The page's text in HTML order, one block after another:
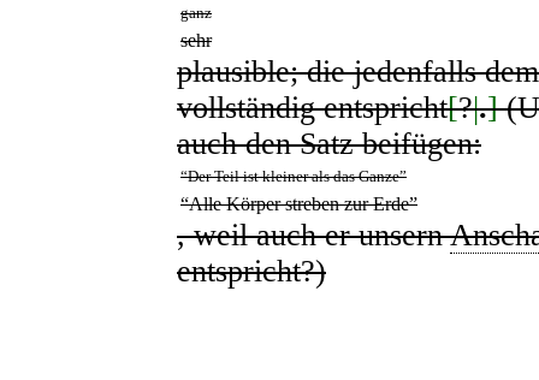
ganz
sehr
plausible; die jedenfalls
vollständig entspricht[?|.]
auch den Satz beifügen:
“Der Teil ist kleiner als das Ganze”
“Alle Körper streben zur Erde”
, weil auch er unsern
entspricht?)